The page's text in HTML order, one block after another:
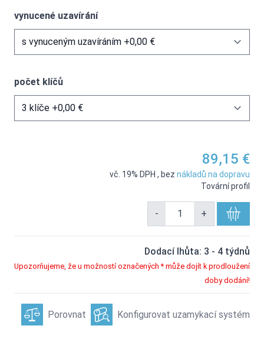
vynucené uzavírání
počet klíčů
89,15 €
vč. 19% DPH , bez nákladů na dopravu
Tovární profil
- +
Dodací lhůta: 3 - 4 týdnů
Upozorňujeme, že u možností označených * může dojít k prodloužení
doby dodání!
Porovnat Konfigurovat uzamykací systém